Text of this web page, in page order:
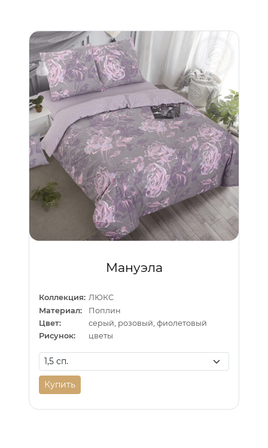
Мануэла
Коллекция: ЛЮКС
Материал:
Поплин
Цвет:
серый, розовый, фиолетовый
Рисунок:
цветы
Купить